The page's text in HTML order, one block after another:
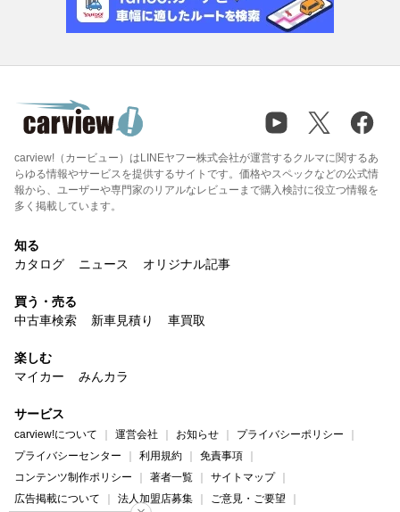
carview!（カービュー）はLINEヤフー株式会社が運営するクルマに関するあ
らゆる情報やサービスを提供するサイトです。価格やスペックなどの公式情
報から、ユーザーや専門家のリアルなレビューまで購入検討に役立つ情報を
多く掲載しています。
知る
カタログ
ニュース オリジナル記事
買う・売る
中古車検索
新車見積り 車買取
楽しむ
マイカー
みんカラ
サービス
carview!について 運営会社 お知らせ
プライバシーポリシー
プライバシーセンター
利用規約
免責事項
コンテンツ制作ポリシー
著者一覧
サイトマップ
広告掲載について
法人加盟店募集 ご意見・ご要望